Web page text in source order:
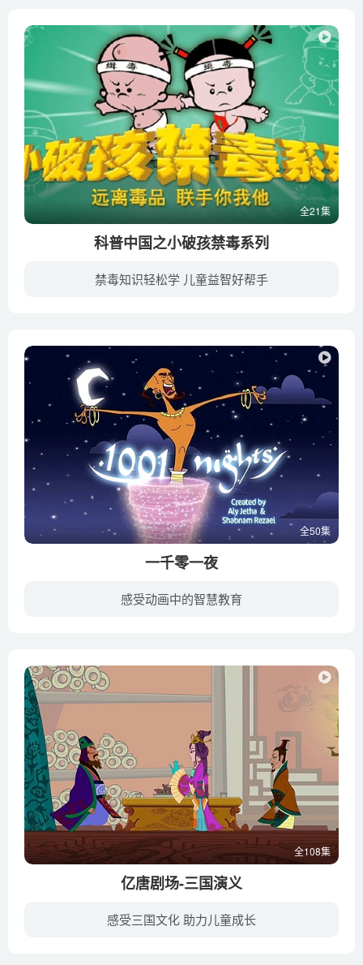
全21集
科普中国之小破孩禁毒系列
禁毒知识轻松学 儿童益智好帮手
全50集
一千零一夜
感受动画中的智慧教育
全108集
亿唐剧场-三国演义
感受三国文化 助力儿童成长